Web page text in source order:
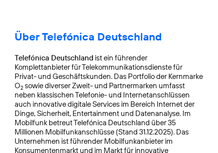
Über Telefónica Deutschland
Telefónica Deutschland ist ein führender
Komplettanbieter für Telekommunikationsdienste für
Privat- und Geschäftskunden. Das Portfolio der Kernmarke
O2 sowie diverser Zweit- und Partnermarken umfasst
neben klassischen Telefonie- und Internetanschlüssen
auch innovative digitale Services im Bereich Internet der
Dinge, Sicherheit, Entertainment und Datenanalyse. Im
Mobilfunk betreut Telefónica Deutschland über 35
Millionen Mobilfunkanschlüsse (Stand 31.12.2025). Das
Unternehmen ist führender Mobilfunkanbieter im
Konsumentenmarkt und im Markt für innovative